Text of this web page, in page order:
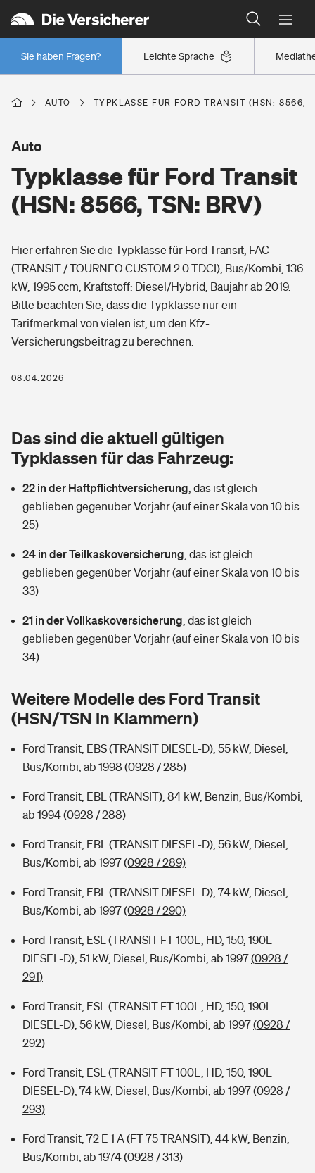
Leichte Sprache
Sie haben Fragen?
Wer versichert was: Jetzt Versicherer finden
Regionalklassen: So ist Ihre Region eingestuft
Wer versichert was: Jetzt Versicherer finden
Berufsunfähigkeitsversicherung
Erwerbsunfähigkeitsversicherung
Grundfähigkeitsversicherung
Arbeitsrechtsschutz
Berufshaftpflichtversicherung
Rentenrechner: Wie viel Geld bekomme ich im Alter?
Wer versichert was: Jetzt Versicherer finden
Wohnen
Photovoltaik
Vermieterrrechtsschutz
Mietkautionsversicherung
Zur Übersicht
Tools
Hochwasser-Check: Wie gefährdet ist Ihr Haus?
Wer versichert was: Jetzt Versicherer finden
Freizeit
Pri­vate Haft­pflicht­
Rechts­schutz­ver­si­che­rung
Fahrradversicherung
Kinderunfall­ver­si­che­rung
Kinderinvalidität
Reiseversicherung
Hundehalter-Haftpflicht
Pferdehalter-Haftpflicht
Private Cyberversicherung
Musikinstrumentenversicherung
Typklassen: So ist Ihr Auto eingestuft
Sie haben Fragen?
Gesundheit
Dread-Disease-Versicherung
Tierkrankenversicherung
Zur Übersicht
Tools
Wer versichert was: Jetzt Versicherer finden
Sie haben Fragen?
AUTO TYPKLASSE FÜR FORD TRANSIT (HSN: 8566,
Typklasse für Ford Transit
(HSN: 8566, TSN: BRV)
Auto
Hier erfahren Sie die Typklasse für Ford Transit, FAC
(TRANSIT / TOURNEO CUSTOM 2.0 TDCI), Bus/Kombi, 136
kW, 1995 ccm, Kraftstoff: Diesel/Hybrid, Baujahr ab 2019.
Bitte beachten Sie, dass die Typklasse nur ein
Tarifmerkmal von vielen ist, um den Kfz-
Versicherungsbeitrag zu berechnen.
08.04.2026
Das sind die aktuell gültigen
Typklassen für das Fahrzeug:
22 in der Haftpflichtversicherung das ist gleich
geblieben gegenüber Vorjahr (auf einer Skala von 10 bis
25)
24 in der Teilkaskoversicherung das ist gleich
geblieben gegenüber Vorjahr (auf einer Skala von 10 bis
33)
21 in der Vollkaskoversicherung das ist gleich
geblieben gegenüber Vorjahr (auf einer Skala von 10 bis
34)
Weitere Modelle des Ford Transit
(HSN/TSN in Klammern)
Ford Transit, EBS (TRANSIT DIESEL-D), 55 kW, Diesel,
Bus/Kombi, ab 1998 (0928 / 285)
Ford Transit, EBL (TRANSIT), 84 kW, Benzin, Bus/Kombi,
ab 1994(0928 / 288)
Ford Transit, EBL (TRANSIT DIESEL-D), 56 kW, Diesel,
Bus/Kombi, ab 1997(0928 / 289)
Ford Transit, EBL (TRANSIT DIESEL-D), 74 kW, Diesel,
Bus/Kombi, ab 1997(0928 / 290)
Ford Transit, ESL (TRANSIT FT 100L, HD, 150, 190L
DIESEL-D), 51 kW, Diesel, Bus/Kombi, ab 1997(0928 /
291)
Ford Transit, ESL (TRANSIT FT 100L, HD, 150, 190L
DIESEL-D), 56 kW, Diesel, Bus/Kombi, ab 1997(0928 /
292)
Ford Transit, ESL (TRANSIT FT 100L, HD, 150, 190L
DIESEL-D), 74 kW, Diesel, Bus/Kombi, ab 1997(0928 /
293)
Ford Transit, 72 E 1 A (FT 75 TRANSIT), 44 kW, Benzin,
Bus/Kombi, ab 1974(0928 / 313)